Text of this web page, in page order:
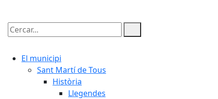
Cercar:
El municipi
Sant Martí de Tous
Història
Llegendes